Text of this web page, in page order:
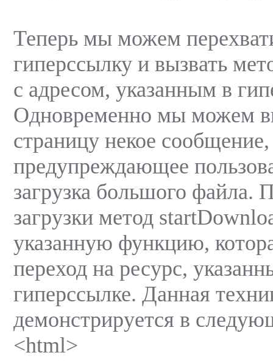
Теперь мы можем
гиперссылку и вызвать
с адресом, указанным в
Одновременно мы можем
страницу некое сообщение,
предупреждающее
загрузка большого файла.
загрузки метод
указанную функцию,
переход на ресурс,
гиперссылке. Данная
демонстрируется в
<html>